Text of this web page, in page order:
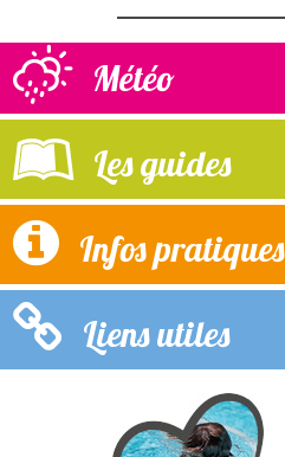
Météo
Les guides
Infos pratiques
Liens utiles